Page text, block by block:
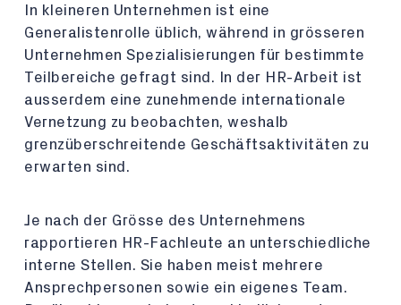
In kleineren Unternehmen ist eine
Generalistenrolle üblich, während in grösseren
Unternehmen Spezialisierungen für bestimmte
Teilbereiche gefragt sind. In der HR-Arbeit ist
ausserdem eine zunehmende internationale
Vernetzung zu beobachten, weshalb
grenzüberschreitende Geschäftsaktivitäten zu
erwarten sind.
Je nach der Grösse des Unternehmens
rapportieren HR-Fachleute an unterschiedliche
interne Stellen. Sie haben meist mehrere
Ansprechpersonen sowie ein eigenes Team.